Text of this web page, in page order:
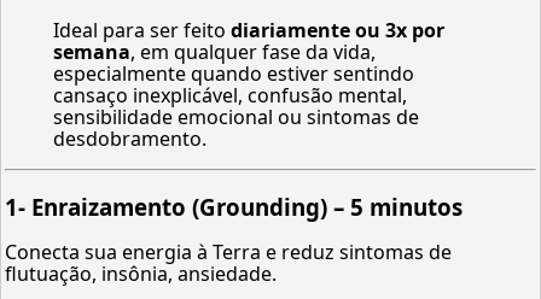
Ideal para ser feito diariamente ou 3x por
semana, em qualquer fase da vida,
especialmente quando estiver sentindo
cansaço inexplicável, confusão mental,
sensibilidade emocional ou sintomas de
desdobramento.
1- Enraizamento (Grounding) – 5 minutos
Conecta sua energia à Terra e reduz sintomas de
flutuação, insônia, ansiedade.